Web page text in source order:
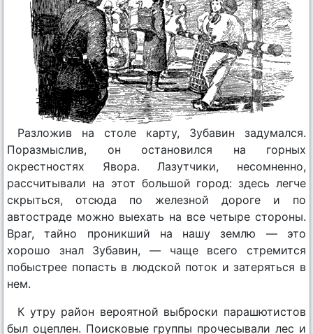
Разложив на столе карту, Зубавин задумался.
Поразмыслив, он остановился на горных
окрестностях Явора. Лазутчики, несомненно,
рассчитывали на этот большой город: здесь легче
скрыться, отсюда по железной дороге и по
автостраде можно выехать на все четыре стороны.
Враг, тайно проникший на нашу землю — это
хорошо знал Зубавин, — чаще всего стремится
побыстрее попасть в людской поток и затеряться в
нем.
К утру район вероятной выброски парашютистов
был оцеплен. Поисковые группы прочесывали лес и